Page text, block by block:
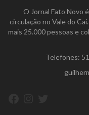
O Jornal Fato Novo
circulação no Vale do
mais 25.000 pessoas e
Telefones: